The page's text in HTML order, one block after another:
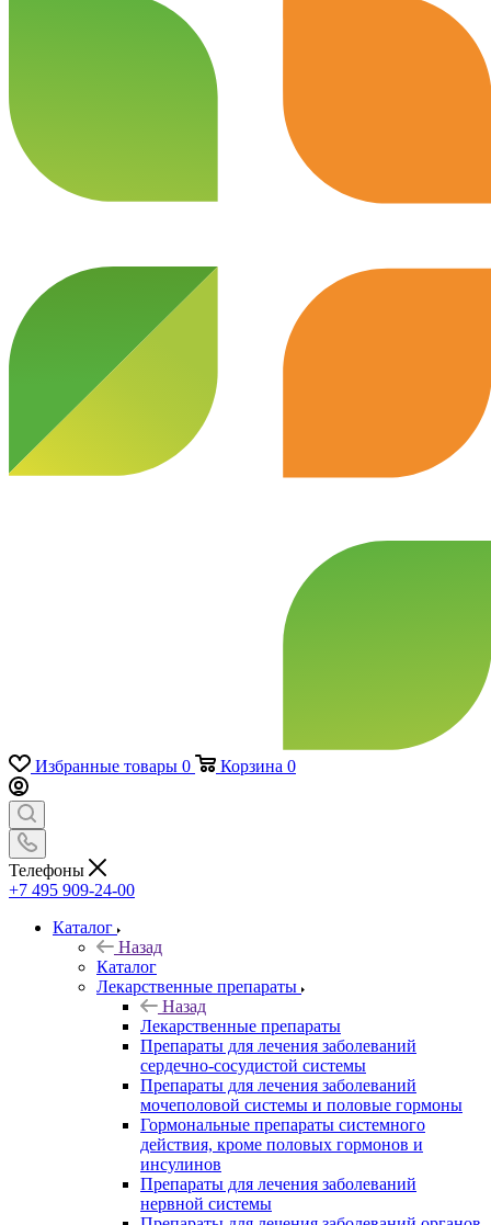
Избранные товары 0 Корзина 0
Телефоны
+7 495 909-24-00
Каталог
Назад
Каталог
Лекарственные препараты
Назад
Лекарственные препараты
Препараты для лечения заболеваний
сердечно-сосудистой системы
Препараты для лечения заболеваний
мочеполовой системы и половые гормоны
Гормональные препараты системного
действия, кроме половых гормонов и
инсулинов
Препараты для лечения заболеваний
нервной системы